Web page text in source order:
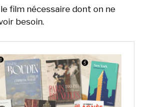
film nécessaire dont on ne
besoin.